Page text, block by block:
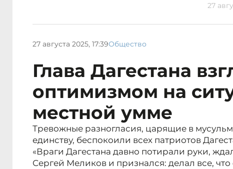
27
27 августа 2025, 17:39Общество
Глава Дагестана
оптимизмом на
местной умме
Тревожные разногласия, царящие в
единству, беспокоили всех патриотов
«Враги Дагестана давно потирали руки,
Сергей Меликов и признался: делал все, что